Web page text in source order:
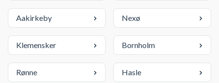
Aakirkeby Nexø
Klemensker Bornholm
Rønne Hasle